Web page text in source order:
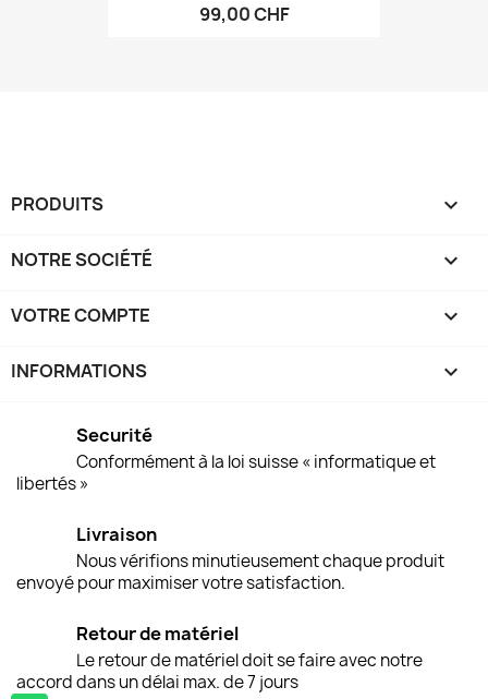
99,00 CHF
PRODUITS 
NOTRE SOCIÉTÉ 
VOTRE COMPTE 
INFORMATIONS keyboard_arrow_down
Securité
Conformément à la loi suisse « informatique et
libertés »
Livraison
Nous vérifions minutieusement chaque produit
envoyé pour maximiser votre satisfaction.
Retour de matériel
Le retour de matériel doit se faire avec notre
accord dans un délai max. de 7 jours